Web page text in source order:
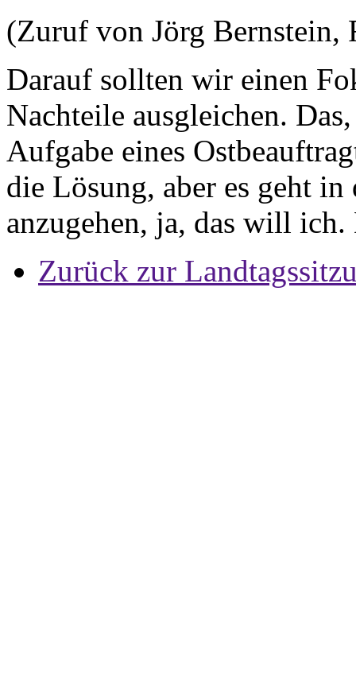
(Zuruf von Jörg Bernstein,
Darauf sollten wir einen
Nachteile ausgleichen.
Aufgabe eines
die Lösung, aber es geht
anzugehen, ja, das will
Zurück zur